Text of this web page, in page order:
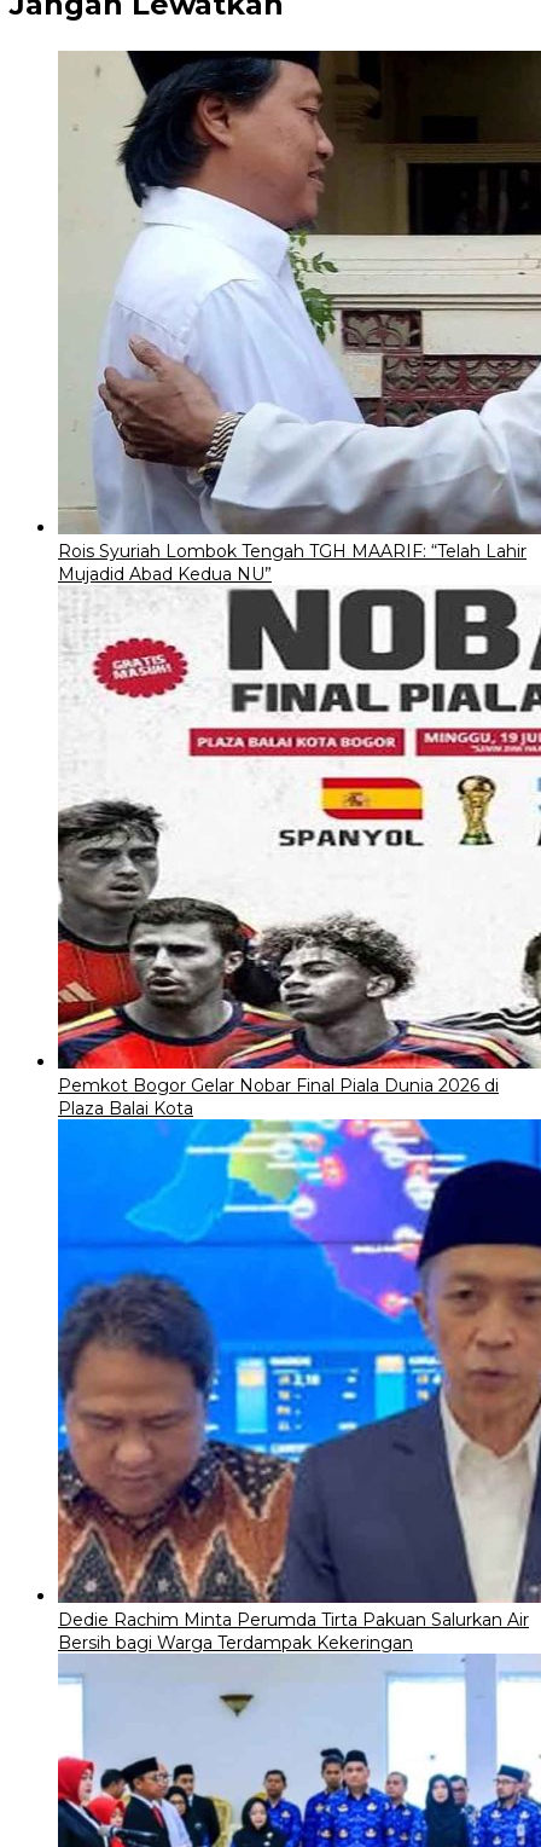
Rois Syuriah Lombok Tengah TGH MAARIF: “Telah Lahir
Mujadid Abad Kedua NU”
Pemkot Bogor Gelar Nobar Final Piala Dunia 2026 di
Plaza Balai Kota
Dedie Rachim Minta Perumda Tirta Pakuan Salurkan Air
Bersih bagi Warga Terdampak Kekeringan